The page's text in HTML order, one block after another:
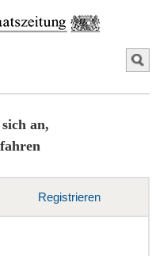
an,
Registrieren